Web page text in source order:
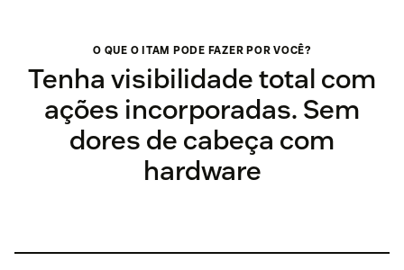
O QUE O ITAM PODE FAZER POR VOCÊ?
Tenha visibilidade total com
ações incorporadas. Sem
dores de cabeça com
hardware